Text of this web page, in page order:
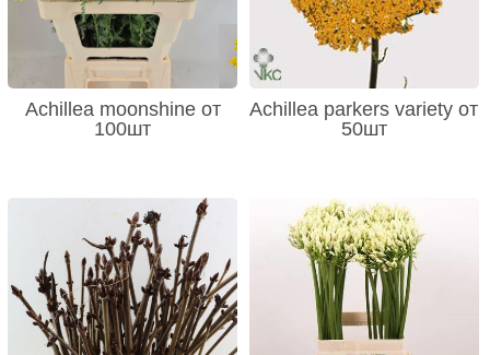
Achillea moonshine от
100шт
Achillea parkers variety от
50шт